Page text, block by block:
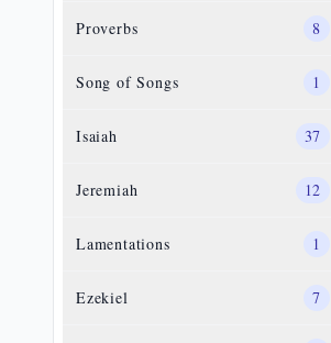
Proverbs 8
Song of Songs 1
Isaiah 37
Jeremiah 12
Lamentations 1
Ezekiel 7